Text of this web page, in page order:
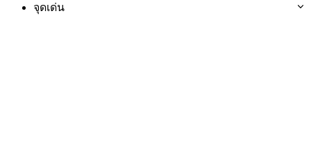
จุดเด่น